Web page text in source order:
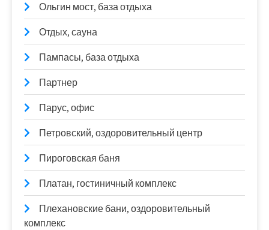
Ольгин мост, база отдыха
Отдых, сауна
Пампасы, база отдыха
Партнер
Парус, офис
Петровский, оздоровительный центр
Пироговская баня
Платан, гостиничный комплекс
Плехановские бани, оздоровительный
комплекс